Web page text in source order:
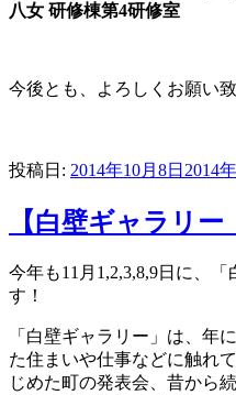
八女 研修棟第4研修室
今後とも、よろしくお願い致
投稿日: 2014年10月8日 2014
【白壁ギャラリ
今年も11月1,2,3,8,9日に、
す！
「白壁ギャラリー」は、年
た住まいや仕事などに触れ
じめた町の発表会、昔から